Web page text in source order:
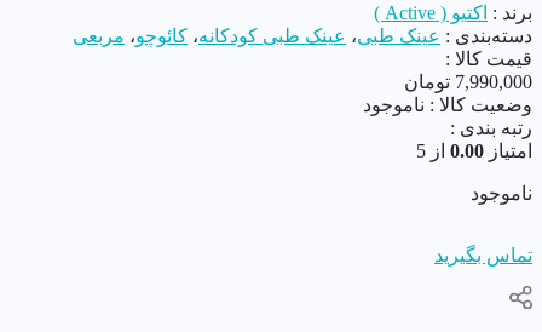
برند : اکتیو ( Active )
دسته‌بندی : عینک طبی، عینک طبی کودکانه، کائوچو، مربعی
قیمت کالا :
7,990,000 تومان
وضعیت کالا : ناموجود
رتبه بندی :
امتیاز 0.00 از 5
ناموجود
تماس بگیرید